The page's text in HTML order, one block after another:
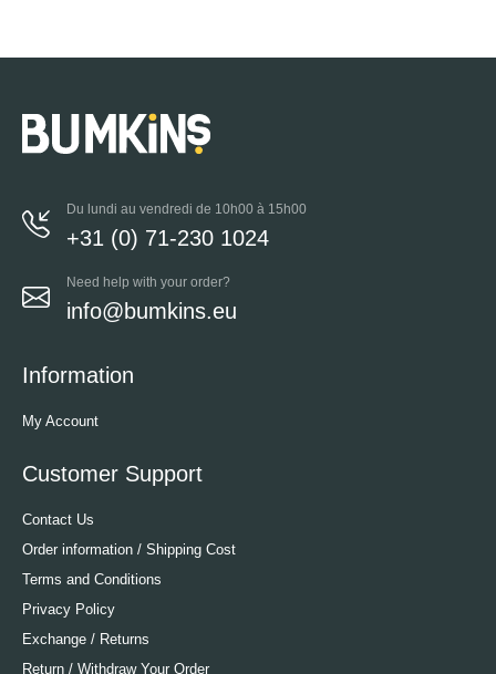
Du lundi au vendredi de 10h00 à 15h00
+31 (0) 71-230 1024
Need help with your order?
info@bumkins.eu
Information
My Account
Customer Support
Contact Us
Order information / Shipping Cost
Terms and Conditions
Privacy Policy
Exchange / Returns
Return / Withdraw Your Order